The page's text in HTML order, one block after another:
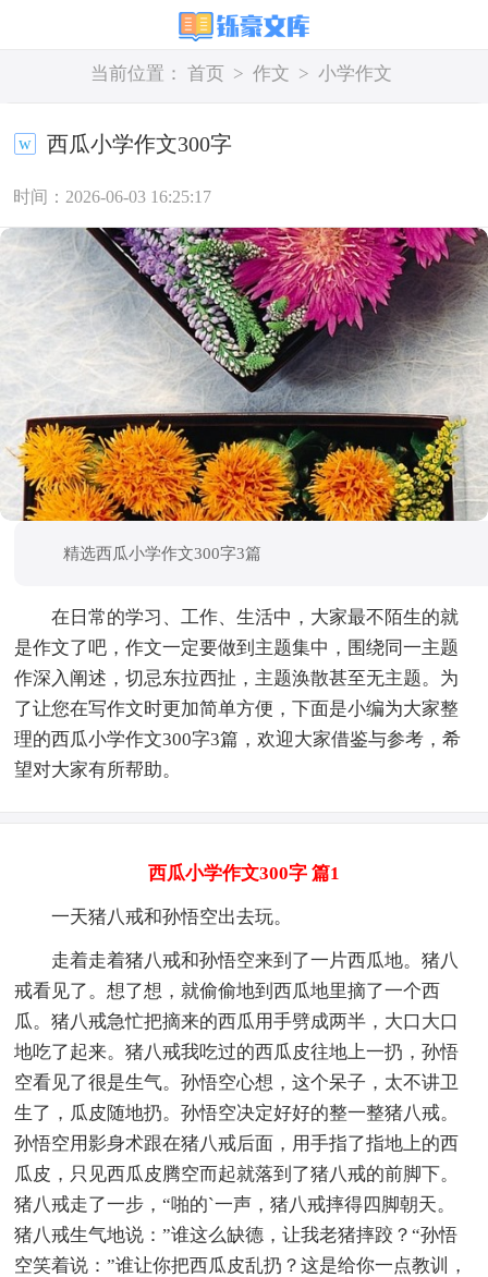
当前位置： 首页 > 作文 > 小学作文
西瓜小学作文300字
时间：2026-06-03 16:25:17
精选西瓜小学作文300字3篇
在日常的学习、工作、生活中，大家最不陌生的就
是作文了吧，作文一定要做到主题集中，围绕同一主题
作深入阐述，切忌东拉西扯，主题涣散甚至无主题。为
了让您在写作文时更加简单方便，下面是小编为大家整
理的西瓜小学作文300字3篇，欢迎大家借鉴与参考，希
望对大家有所帮助。
西瓜小学作文300字 篇1
一天猪八戒和孙悟空出去玩。
走着走着猪八戒和孙悟空来到了一片西瓜地。猪八
戒看见了。想了想，就偷偷地到西瓜地里摘了一个西
瓜。猪八戒急忙把摘来的西瓜用手劈成两半，大口大口
地吃了起来。猪八戒我吃过的西瓜皮往地上一扔，孙悟
空看见了很是生气。孙悟空心想，这个呆子，太不讲卫
生了，瓜皮随地扔。孙悟空决定好好的整一整猪八戒。
孙悟空用影身术跟在猪八戒后面，用手指了指地上的西
瓜皮，只见西瓜皮腾空而起就落到了猪八戒的前脚下。
猪八戒走了一步，“啪的`一声，猪八戒摔得四脚朝天。
猪八戒生气地说：”谁这么缺德，让我老猪摔跤？“孙悟
空笑着说：”谁让你把西瓜皮乱扔？这是给你一点教训，